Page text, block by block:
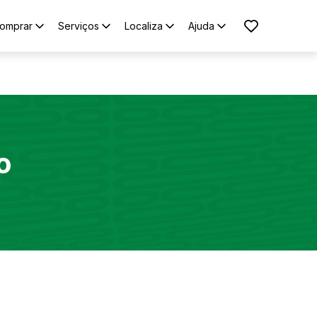
Serviços Localiza Ajuda